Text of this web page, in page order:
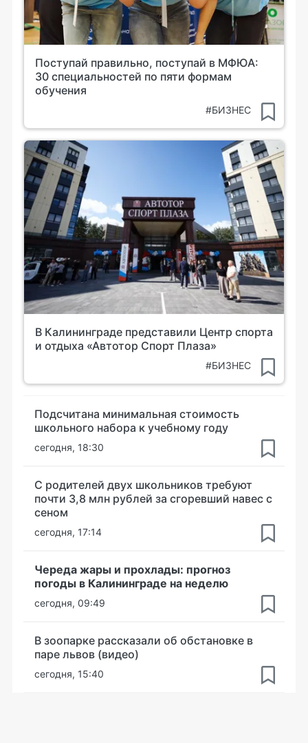
Поступай правильно, поступай в МФЮА:
30 специальностей по пяти формам
обучения
#БИЗНЕС
В Калининграде представили Центр спорта
и отдыха «Автотор Спорт Плаза»
#БИЗНЕС
Подсчитана минимальная стоимость
школьного набора к учебному году
сегодня, 18:30
С родителей двух школьников требуют
почти 3,8 млн рублей за сгоревший навес с
сеном
сегодня, 17:14
Череда жары и прохлады: прогноз
погоды в Калининграде на неделю
сегодня, 09:49
В зоопарке рассказали об обстановке в
паре львов (видео)
сегодня, 15:40